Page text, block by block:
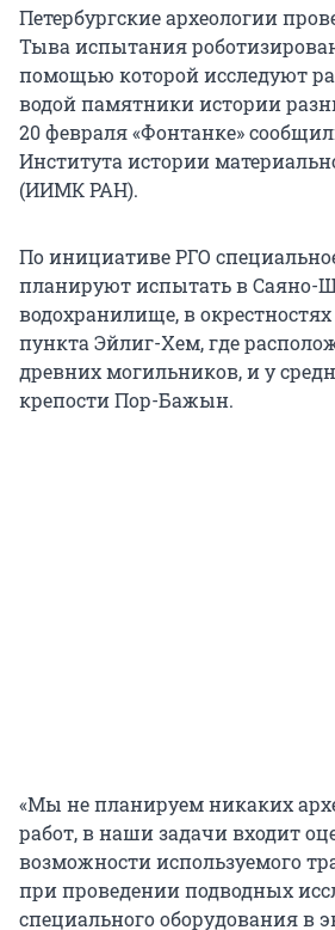
Петербургские археологии
Тыва испытания
помощью которой исследуют
водой памятники истории
20 февраля «Фонтанке»
Института истории
(ИИМК РАН).
По инициативе РГО
планируют испытать в Саяно-
водохранилище, в
пункта Эйлиг-Хем, где
древних могильников, и у
крепости Пор-Бажын.
«Мы не планируем никаких
работ, в наши задачи входит
возможности используемого
при проведении подводных
специального оборудования в